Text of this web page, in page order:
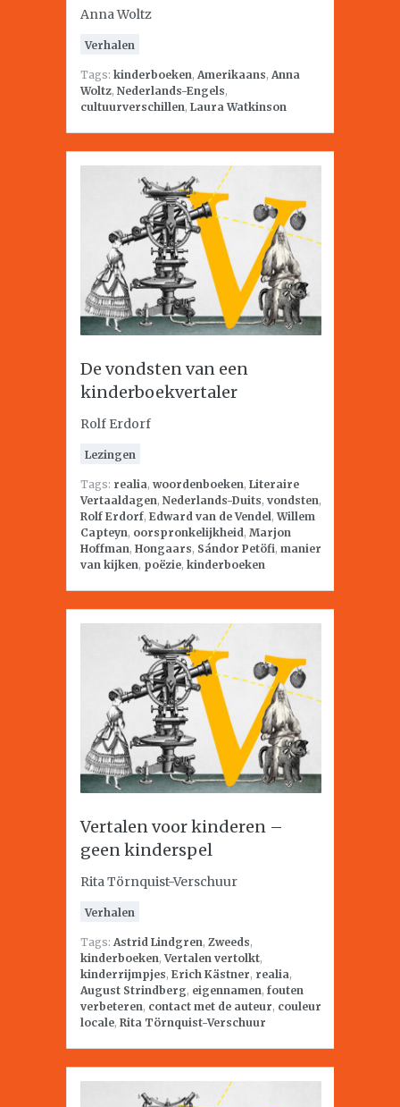
Anna Woltz
Verhalen
Tags: kinderboeken, Amerikaans, Anna
Woltz, Nederlands-Engels,
cultuurverschillen, Laura Watkinson
De vondsten van een
kinderboekvertaler
Rolf Erdorf
Lezingen
Tags: realia, woordenboeken, Literaire
Vertaaldagen, Nederlands-Duits, vondsten,
Rolf Erdorf, Edward van de Vendel,Willem
Capteyn, oorspronkelijkheid, Marjon
Hoffman, Hongaars, Sándor Petöfi, manier
van kijken, poëzie, kinderboeken
Vertalen voor kinderen –
geen kinderspel
Rita Törnquist-Verschuur
Verhalen
Tags: Astrid Lindgren, Zweeds,
kinderboeken,Vertalen vertolkt,
kinderrijmpjes, Erich Kästner, realia,
August Strindberg, eigennamen, fouten
verbeteren, contact met de auteur, couleur
locale, Rita Törnquist-Verschuur